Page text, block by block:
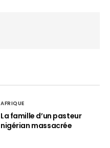
AFRIQUE
La famille d’un pasteur
nigérian massacrée